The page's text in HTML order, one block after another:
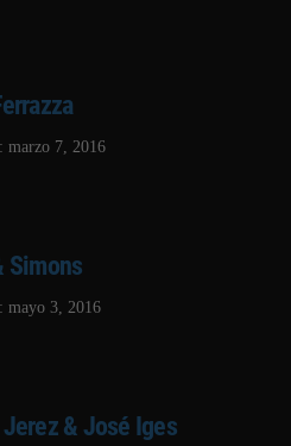
marzo 7, 2016
Simons
mayo 3, 2016
& José Iges